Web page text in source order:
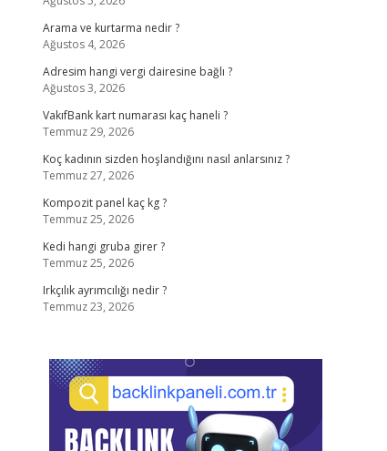
Arama ve kurtarma nedir ?
Ağustos 4, 2026
Adresim hangi vergi dairesine bağlı ?
Ağustos 3, 2026
VakıfBank kart numarası kaç haneli ?
Temmuz 29, 2026
Koç kadının sizden hoşlandığını nasıl anlarsınız ?
Temmuz 27, 2026
Kompozit panel kaç kg ?
Temmuz 25, 2026
Kedi hangi gruba girer ?
Temmuz 25, 2026
Irkçılık ayrımcılığı nedir ?
Temmuz 23, 2026